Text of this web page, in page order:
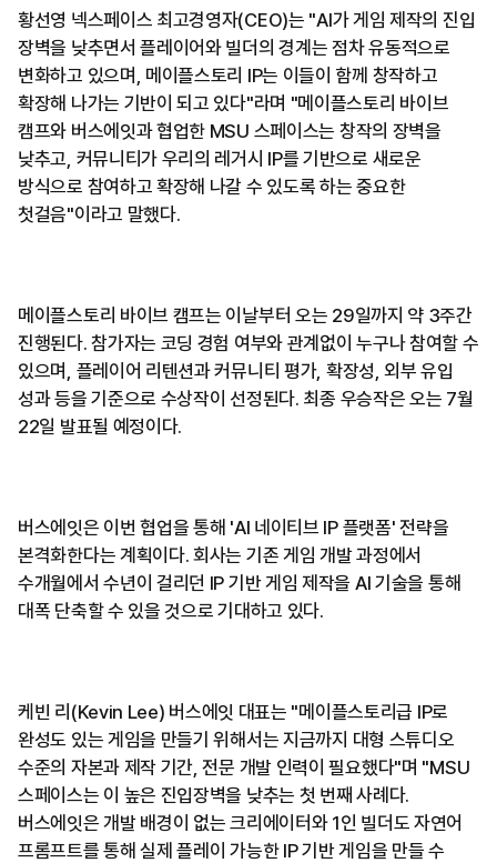
황선영 넥스페이스 최고경영자(CEO)는 "AI가 게임 제작의 진입
장벽을 낮추면서 플레이어와 빌더의 경계는 점차 유동적으로
변화하고 있으며, 메이플스토리 IP는 이들이 함께 창작하고
확장해 나가는 기반이 되고 있다"라며 "메이플스토리 바이브
캠프와 버스에잇과 협업한 MSU 스페이스는 창작의 장벽을
낮추고, 커뮤니티가 우리의 레거시 IP를 기반으로 새로운
방식으로 참여하고 확장해 나갈 수 있도록 하는 중요한
첫걸음"이라고 말했다.
메이플스토리 바이브 캠프는 이날부터 오는 29일까지 약 3주간
진행된다. 참가자는 코딩 경험 여부와 관계없이 누구나 참여할 수
있으며, 플레이어 리텐션과 커뮤니티 평가, 확장성, 외부 유입
성과 등을 기준으로 수상작이 선정된다. 최종 우승작은 오는 7월
22일 발표될 예정이다.
버스에잇은 이번 협업을 통해 'AI 네이티브 IP 플랫폼' 전략을
본격화한다는 계획이다. 회사는 기존 게임 개발 과정에서
수개월에서 수년이 걸리던 IP 기반 게임 제작을 AI 기술을 통해
대폭 단축할 수 있을 것으로 기대하고 있다.
케빈 리(Kevin Lee) 버스에잇 대표는 "메이플스토리급 IP로
완성도 있는 게임을 만들기 위해서는 지금까지 대형 스튜디오
수준의 자본과 제작 기간, 전문 개발 인력이 필요했다"며 "MSU
스페이스는 이 높은 진입장벽을 낮추는 첫 번째 사례다.
버스에잇은 개발 배경이 없는 크리에이터와 1인 빌더도 자연어
프롬프트를 통해 실제 플레이 가능한 IP 기반 게임을 만들 수